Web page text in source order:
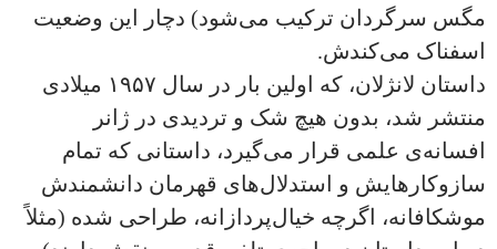
مگس سرگردان ترکیب می‌شود) دچار این وضعیت
اسفناک می‌کندش.
داستان لانژلان، که اولین بار در سال ۱۹۵۷ میلادی
منتشر شد، بدون هیچ شک و تردیدی در ژانر
افسانه‌ی علمی قرار می‌گیرد، داستانی که تمام
سازوکارهایش و استدلال‌های قهرمان دانشمندش
موشکافانه، اگرچه خیال‌پردازانه، طراحی شده (مثلاً